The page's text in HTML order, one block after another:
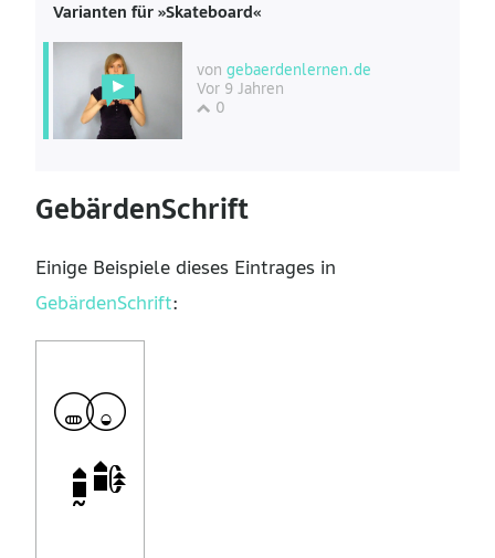
Varianten für »Skateboard«
vongebaerdenlernen.de
Vor 9 Jahren
0
GebärdenSchrift
Einige Beispiele dieses Eintrages in
GebärdenSchrift: